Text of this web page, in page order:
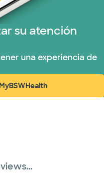
su atención
una experiencia de
en ventana nueva)